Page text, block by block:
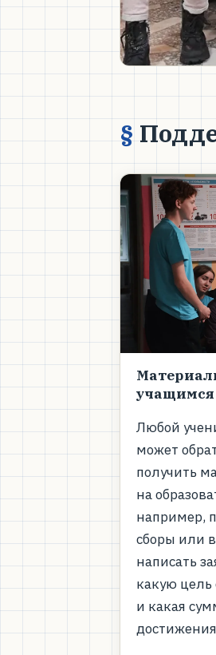
Любой
может
получить
на
например,
сборы или
написать
какую цель
и какая